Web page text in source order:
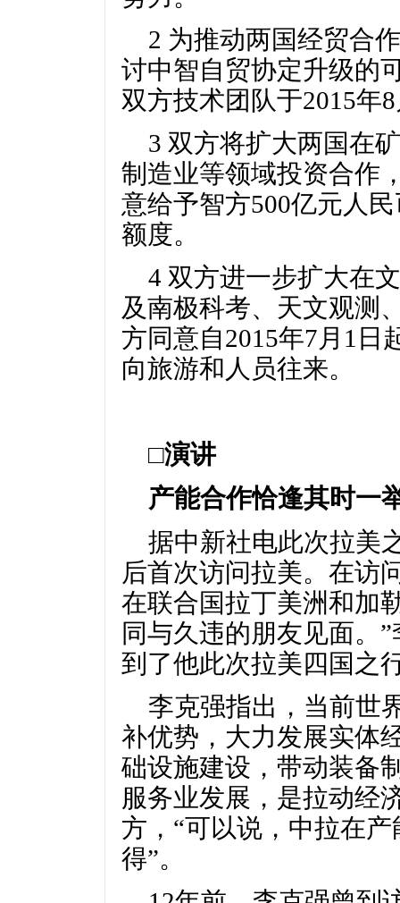
2 为推动两国经贸合
讨中智自贸协定升级的
双方技术团队于2015年
3 双方将扩大两国在
制造业等领域投资合作
意给予智方500亿元人
额度。
4 双方进一步扩大在
及南极科考、天文观测
方同意自2015年7月1日
向旅游和人员往来。
□演讲
产能合作恰逢其时一
据中新社电此次拉美
后首次访问拉美。在访
在联合国拉丁美洲和加
同与久违的朋友见面。
到了他此次拉美四国之
李克强指出，当前世
补优势，大力发展实体
础设施建设，带动装备
服务业发展，是拉动经
方，“可以说，中拉在
得”。